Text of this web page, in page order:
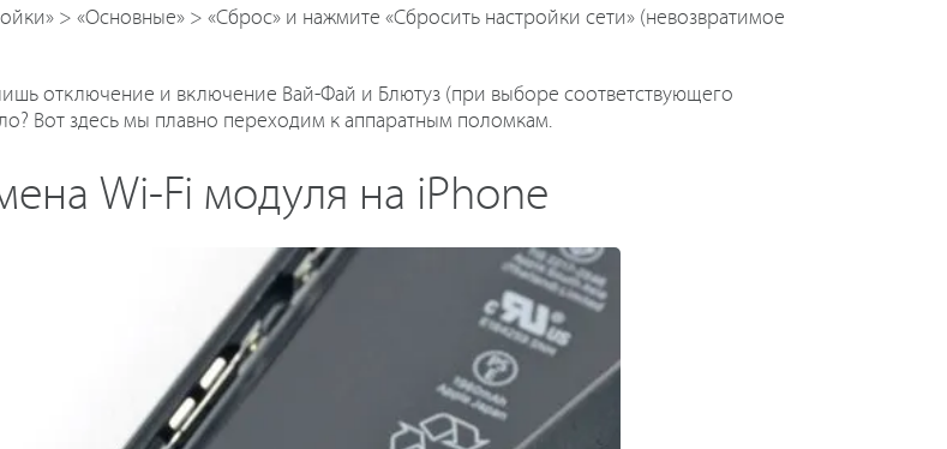
> «Основные» > «Сброс» и нажмите «Сбросить настройки сети» (невозвратимое
отключение и включение Вай-Фай и Блютуз (при выборе соответствующего
Вот здесь мы плавно переходим к аппаратным поломкам.
Wi-Fi модуля на iPhone